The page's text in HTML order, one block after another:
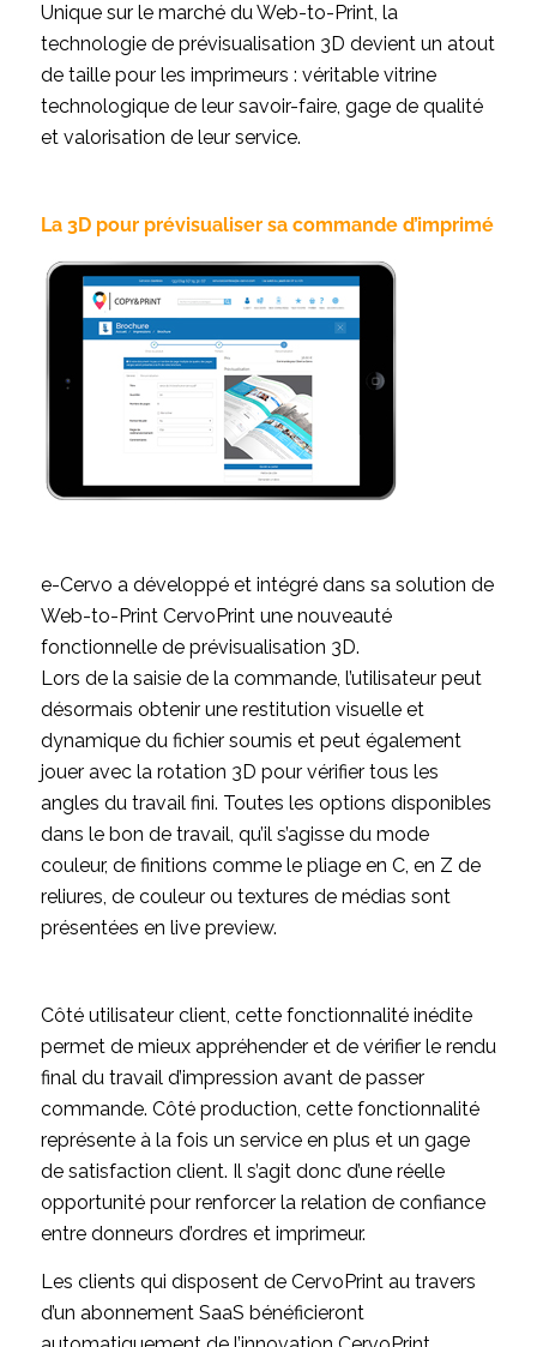
Unique sur le marché du Web-to-Print, la
technologie de prévisualisation 3D devient un atout
de taille pour les imprimeurs : véritable vitrine
technologique de leur savoir-faire, gage de qualité
et valorisation de leur service.
La 3D pour prévisualiser sa commande d’imprimé
e-Cervo a développé et intégré dans sa solution de
Web-to-Print CervoPrint une nouveauté
fonctionnelle de prévisualisation 3D.
Lors de la saisie de la commande, l’utilisateur peut
désormais obtenir une restitution visuelle et
dynamique du fichier soumis et peut également
jouer avec la rotation 3D pour vérifier tous les
angles du travail fini. Toutes les options disponibles
dans le bon de travail, qu’il s’agisse du mode
couleur, de finitions comme le pliage en C, en Z de
reliures, de couleur ou textures de médias sont
présentées en live preview.
Côté utilisateur client, cette fonctionnalité inédite
permet de mieux appréhender et de vérifier le rendu
final du travail d’impression avant de passer
commande. Côté production, cette fonctionnalité
représente à la fois un service en plus et un gage
de satisfaction client. Il s’agit donc d’une réelle
opportunité pour renforcer la relation de confiance
entre donneurs d’ordres et imprimeur.
Les clients qui disposent de CervoPrint au travers
d’un abonnement SaaS bénéficieront